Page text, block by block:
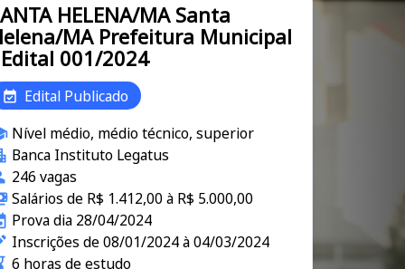
HELENA/MA Santa
MA Prefeitura Municipal
001/2024
Edital Publicado
Nível médio, médio técnico, superior
Banca Instituto Legatus
246 vagas
Salários de R$ 1.412,00 à R$ 5.000,00
Prova dia 28/04/2024
Inscrições de 08/01/2024 à 04/03/2024
6 horas de estudo